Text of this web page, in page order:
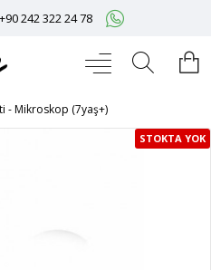
+90 242 322 24 78
- Mikroskop (7yaş+)
STOKTA YOK